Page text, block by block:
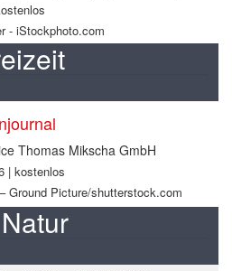
- iStockphoto.com
Thomas Mikscha GmbH
| kostenlos
Ground Picture/shutterstock.com